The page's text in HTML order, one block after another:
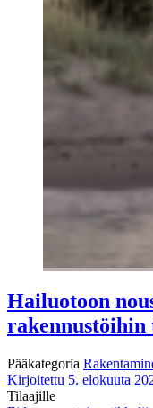
Hailuotoon
rakennustöihin
Pääkategoria
Kirjoitettu 5. elokuuta
Tilaajille